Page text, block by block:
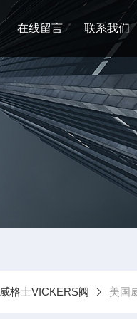
在线留言 联系我们
威格士VICKERS阀 美国